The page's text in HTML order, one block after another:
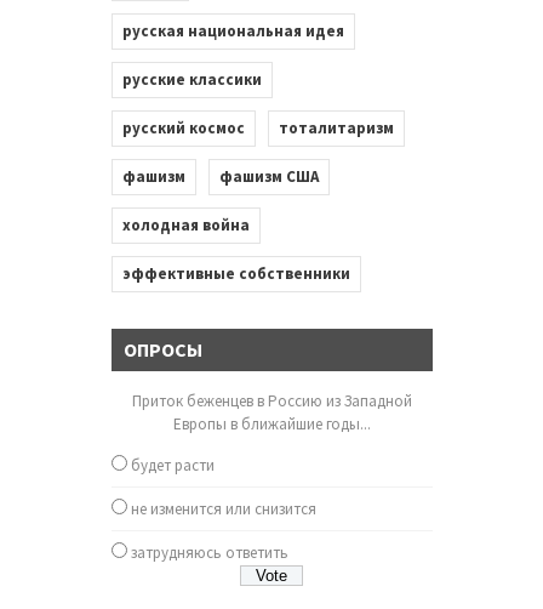
русская национальная идея
русские классики
русский космос тоталитаризм
фашизм фашизм США
холодная война
эффективные собственники
ОПРОСЫ
Приток беженцев в Россию из Западной
Европы в ближайшие годы...
будет расти
не изменится или снизится
затрудняюсь ответить